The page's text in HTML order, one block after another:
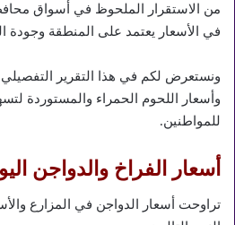
من الاستقرار الملحوظ في أسواق
في الأسعار يعتمد على المنطقة وجودة
ونستعرض لكم في هذا التقرير
وأسعار اللحوم الحمراء والمستوردة
للمواطنين.
أسعار الفراخ والدواجن
تراوحت أسعار الدواجن في المزارع